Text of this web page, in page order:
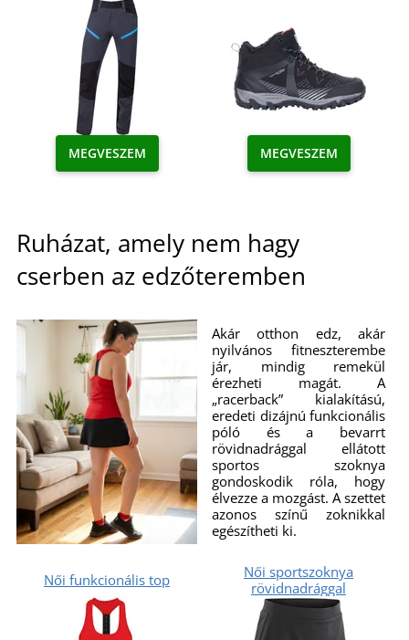
MEGVESZEM MEGVESZEM
Ruházat, amely nem hagy
cserben az edzőteremben
Akár otthon edz, akár
nyilvános fitneszterembe
jár, mindig remekül
érezheti magát. A
„racerback” kialakítású,
eredeti dizájnú funkcionális
póló és a bevarrt
rövidnadrággal ellátott
sportos szoknya
gondoskodik róla, hogy
élvezze a mozgást. A szettet
azonos színű zoknikkal
egészítheti ki.
Női funkcionális top
Női sportszoknya
rövidnadrággal